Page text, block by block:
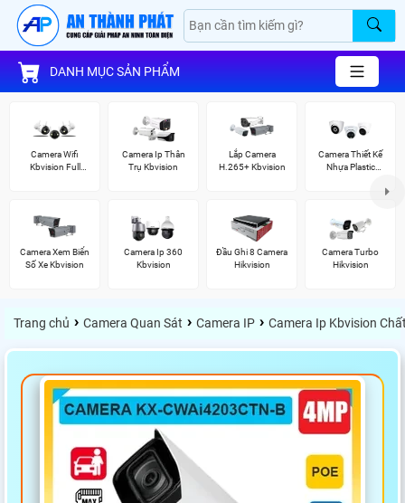
DANH MỤC SẢN PHẨM
Camera Wifi
Kbvision Full
Camera Ip Thân
Trụ Kbvision
Lắp Camera
H.265+ Kbvision
Camera Thiết Kế
Nhựa Plastic
Camera Xem Biển
Số Xe Kbvision
Camera Ip 360
Kbvision
Đầu Ghi 8 Camera
Hikvision
Camera Turbo
Hikvision
Trang chủ › Camera Quan Sát › Camera IP › Camera Ip Kbvision